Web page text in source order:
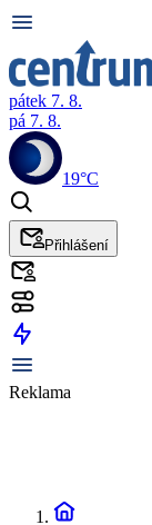
pátek 7. 8.
pá 7. 8.
19°C
Přihlášení
Reklama